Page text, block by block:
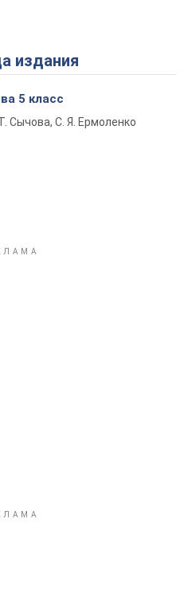
издания
5 класс
Сычова, С. Я. Ермоленко